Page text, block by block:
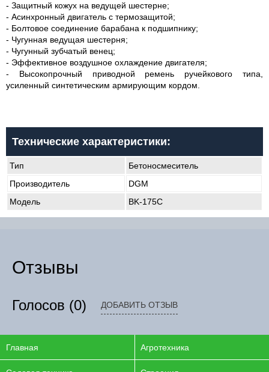
- Защитный кожух на ведущей шестерне;
- Асинхронный двигатель с термозащитой;
- Болтовое соединение барабана к подшипнику;
- Чугунная ведущая шестерня;
- Чугунный зубчатый венец;
- Эффективное воздушное охлаждение двигателя;
- Высокопрочный приводной ремень ручейкового типа,
усиленный синтетическим армирующим кордом.
Технические характеристики:
Тип
Бетоносмеситель
Производитель
DGM
Модель
BK-175C
Отзывы
Голосов (0) ДОБАВИТЬ ОТЗЫВ
Главная Агротехника